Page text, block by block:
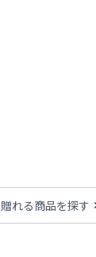
れる商品を探す